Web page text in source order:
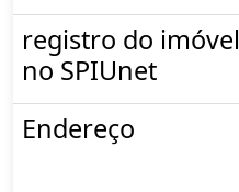
registro do imóvel
no SPIUnet
Endereço